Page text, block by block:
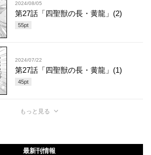
2024/08/05
第27話「四聖獣の長・黄龍」(2)
55pt
2024/07/22
第27話「四聖獣の長・黄龍」(1)
45pt
もっと見る
最新刊情報